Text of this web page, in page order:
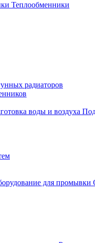
Теплообменники
радиаторов